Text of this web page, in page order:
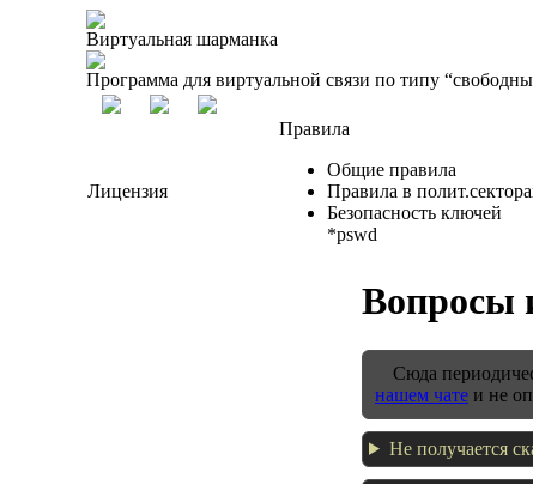
Виртуальная шарманка
Программа для виртуальной связи по типу
Лицензия
Правила
Общие правила
Правила в
Безопасность ключей
*pswd
Вопросы
Сюда
нашем чате и не
Не получается